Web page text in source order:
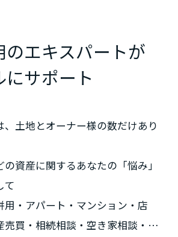
のエキスパートが
にサポート
土地とオーナー様の数だけあり
資産に関するあなたの「悩み」
て
用・アパート・マンション・店
売買・相続相談・空き家相談・生